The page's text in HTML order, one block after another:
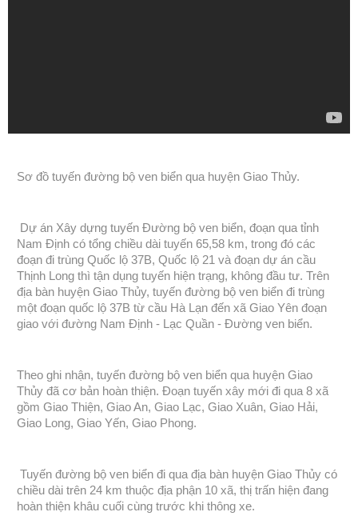
Sơ đồ tuyến đường bộ ven biển qua huyện Giao Thủy.
Dự án Xây dựng tuyến Đường bộ ven biển, đoạn qua tỉnh
Nam Định có tổng chiều dài tuyến 65,58 km, trong đó các
đoạn đi trùng Quốc lộ 37B, Quốc lộ 21 và đoạn dự án cầu
Thịnh Long thì tận dụng tuyến hiện trạng, không đầu tư. Trên
địa bàn huyện Giao Thủy, tuyến đường bộ ven biển đi trùng
một đoạn quốc lộ 37B từ cầu Hà Lạn đến xã Giao Yên đoạn
giao với đường Nam Định - Lạc Quần - Đường ven biển.
Theo ghi nhận, tuyến đường bộ ven biển qua huyện Giao
Thủy đã cơ bản hoàn thiện. Đoạn tuyến xây mới đi qua 8 xã
gồm Giao Thiện, Giao An, Giao Lạc, Giao Xuân, Giao Hải,
Giao Long, Giao Yến, Giao Phong.
Tuyến đường bộ ven biển đi qua địa bàn huyện Giao Thủy có
chiều dài trên 24 km thuộc địa phận 10 xã, thị trấn hiện đang
hoàn thiện khâu cuối cùng trước khi thông xe.